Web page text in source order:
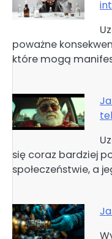
poważne
które mogą
się coraz bardziej
społeczeństwie, a
Nawigacja